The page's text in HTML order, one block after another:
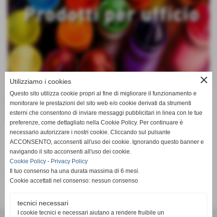
close
Utilizziamo i cookies
Questo sito utilizza cookie propri al fine di migliorare il funzionamento e
monitorare le prestazioni del sito web e/o cookie derivati da strumenti
esterni che consentono di inviare messaggi pubblicitari in linea con le tue
preferenze, come dettagliato nella Cookie Policy. Per continuare è
necessario autorizzare i nostri cookie. Cliccando sul pulsante
ACCONSENTO, acconsenti all'uso dei cookie. Ignorando questo banner e
navigando il sito acconsenti all'uso dei cookie.
Cookie Policy - Privacy Policy
Il tuo consenso ha una durata massima di 6 mesi.
Cookie accettati nel consenso: nessun consenso
tecnici necessari
I cookie tecnici e necessari aiutano a rendere fruibile un